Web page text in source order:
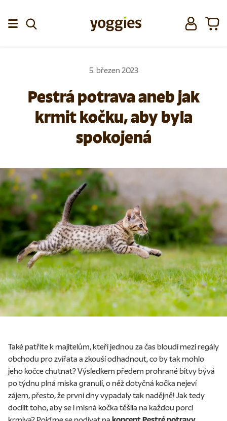
Přeskočit na obsah
Přihlásit se
5. březen 2023
Pestrá potrava aneb jak
krmit kočku, aby byla
spokojená
Také patříte k majitelům, kteří jednou za čas bloudí mezi regály
obchodu pro zvířata a zkouší odhadnout, co by tak mohlo
jeho kočce chutnat? Výsledkem předem prohrané bitvy bývá
po týdnu plná miska granulí, o něž dotyčná kočka nejeví
zájem, přesto, že první dny vypadaly tak nadějně! Jak tedy
docílit toho, aby se i mlsná kočka těšila na každou porci